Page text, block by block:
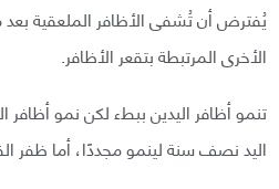
يُفترض أن تُشفى الأظافر الملعقية
الأخرى المرتبطة بتقعر الأظافر.
تنمو أظافر اليدين ببطء لكن نمو
اليد نصف سنة لينمو مجددًا، أما ظفر